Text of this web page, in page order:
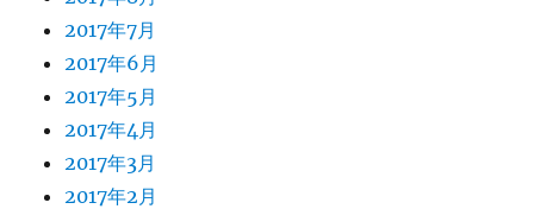
2017年7月
2017年6月
2017年5月
2017年4月
2017年3月
2017年2月